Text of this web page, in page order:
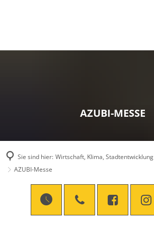
AZUBI-MESSE
Sie sind hier: Wirtschaft, Klima, Stadtentwicklung
AZUBI-Messe